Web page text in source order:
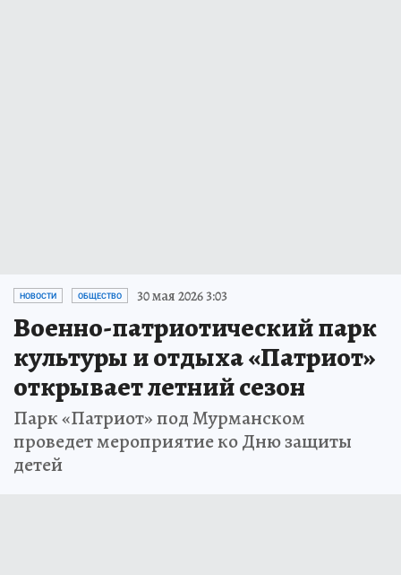
НОВОСТИ ОБЩЕСТВО 30 мая 2026 3:03
Военно-патриотический парк
культуры и отдыха «Патриот»
открывает летний сезон
Парк «Патриот» под Мурманском
проведет мероприятие ко Дню защиты
детей